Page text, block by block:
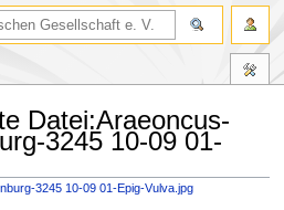
Datei:Araeoncus-
3245 10-09 01-
3245 10-09 01-Epig-Vulva.jpg